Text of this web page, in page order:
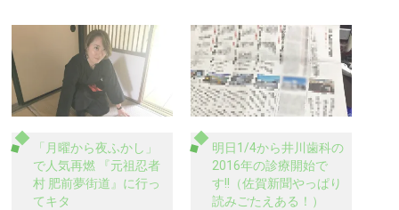
「月曜から夜ふかし」
で人気再燃 『元祖忍者
村 肥前夢街道』に行っ
てキタ
明日1/4から井川歯科の
2016年の診療開始で
す!!（佐賀新聞やっぱり
読みごたえある！）